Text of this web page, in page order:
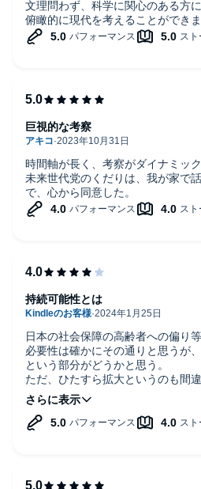
文理問わず、科学に関心のある方
俯瞰的に現代を考えることができま
時間軸が長く、考察がダイナミック
未来世代党のくだりは、我が家で
で、心から同意した。
巨視的な考察
日本の社会保障の高齢者への偏り
必要性は確かにその通りと思うが
という部分がどうかと思う。
ただ、ひたすら拡大というのも間
になった。
持続可能性とは